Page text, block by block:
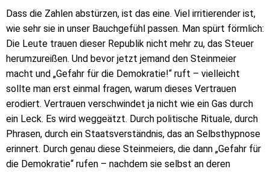
Dass die Zahlen abstürzen, ist das eine. Viel irritierender ist,
wie sehr sie in unser Bauchgefühl passen. Man spürt förmlich:
Die Leute trauen dieser Republik nicht mehr zu, das Steuer
herumzureißen. Und bevor jetzt jemand den Steinmeier
macht und „Gefahr für die Demokratie!“ ruft – vielleicht
sollte man erst einmal fragen, warum dieses Vertrauen
erodiert. Vertrauen verschwindet ja nicht wie ein Gas durch
ein Leck. Es wird weggeätzt. Durch politische Rituale, durch
Phrasen, durch ein Staatsverständnis, das an Selbsthypnose
erinnert. Durch genau diese Steinmeiers, die dann „Gefahr für
die Demokratie“ rufen – nachdem sie selbst an deren